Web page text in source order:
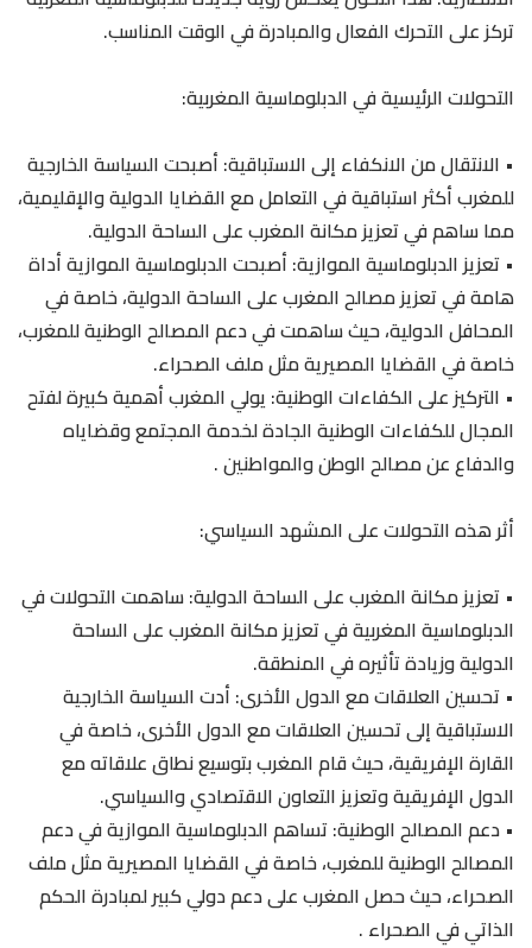
تركز على التحرك الفعال والمبادرة في الوقت المناسب.
التحولات الرئيسية في الدبلوماسية المغربية:
•⁠ ⁠الانتقال من الانكفاء إلى الاستباقية: أصبحت السياسة الخارجية
للمغرب أكثر استباقية في التعامل مع القضايا الدولية والإقليمية،
مما ساهم في تعزيز مكانة المغرب على الساحة الدولية.
•⁠ ⁠تعزيز الدبلوماسية الموازية: أصبحت الدبلوماسية الموازية أداة
هامة في تعزيز مصالح المغرب على الساحة الدولية، خاصة في
المحافل الدولية، حيث ساهمت في دعم المصالح الوطنية للمغرب،
خاصة في القضايا المصيرية مثل ملف الصحراء.
•⁠ ⁠التركيز على الكفاءات الوطنية: يولي المغرب أهمية كبيرة لفتح
المجال للكفاءات الوطنية الجادة لخدمة المجتمع وقضاياه
والدفاع عن مصالح الوطن والمواطنين .
أثر هذه التحولات على المشهد السياسي:
•⁠ ⁠تعزيز مكانة المغرب على الساحة الدولية: ساهمت التحولات في
الدبلوماسية المغربية في تعزيز مكانة المغرب على الساحة
الدولية وزيادة تأثيره في المنطقة.
•⁠ ⁠تحسين العلاقات مع الدول الأخرى: أدت السياسة الخارجية
الاستباقية إلى تحسين العلاقات مع الدول الأخرى، خاصة في
القارة الإفريقية، حيث قام المغرب بتوسيع نطاق علاقاته مع
الدول الإفريقية وتعزيز التعاون الاقتصادي والسياسي.
•⁠ ⁠دعم المصالح الوطنية: تساهم الدبلوماسية الموازية في دعم
المصالح الوطنية للمغرب، خاصة في القضايا المصيرية مثل ملف
الصحراء، حيث حصل المغرب على دعم دولي كبير لمبادرة الحكم
الذاتي في الصحراء .